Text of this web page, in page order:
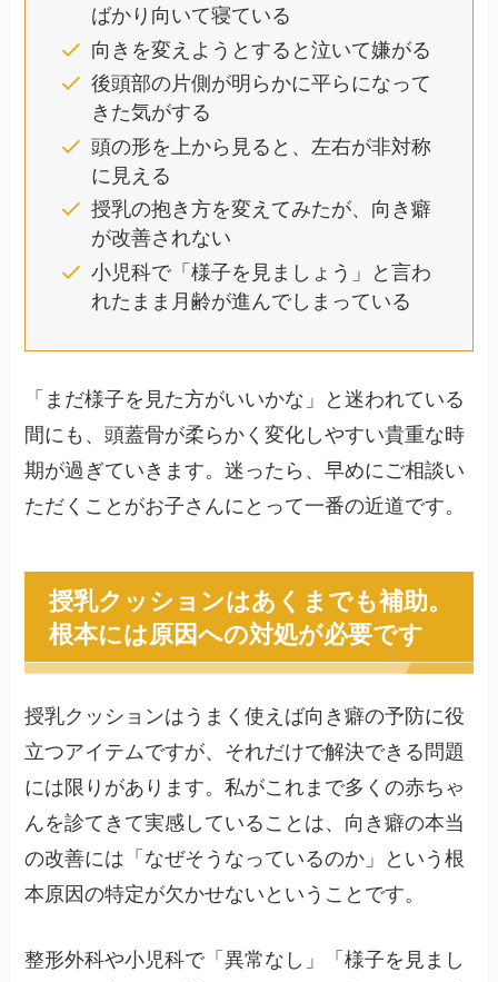
ばかり向いて寝ている
向きを変えようとすると泣いて嫌がる
後頭部の片側が明らかに平らになって
きた気がする
頭の形を上から見ると、左右が非対称
に見える
授乳の抱き方を変えてみたが、向き癖
が改善されない
小児科で「様子を見ましょう」と言わ
れたまま月齢が進んでしまっている
「まだ様子を見た方がいいかな」と迷われている
間にも、頭蓋骨が柔らかく変化しやすい貴重な時
期が過ぎていきます。迷ったら、早めにご相談い
ただくことがお子さんにとって一番の近道です。
授乳クッションはあくまでも補助。
根本には原因への対処が必要です
授乳クッションはうまく使えば向き癖の予防に役
立つアイテムですが、それだけで解決できる問題
には限りがあります。私がこれまで多くの赤ちゃ
んを診てきて実感していることは、向き癖の本当
の改善には「なぜそうなっているのか」という根
本原因の特定が欠かせないということです。
整形外科や小児科で「異常なし」「様子を見まし